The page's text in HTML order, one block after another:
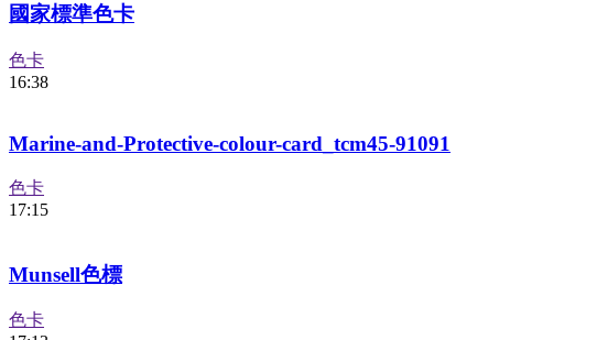
國家標準色卡
色卡
16:38
Marine-and-Protective-colour-card_tcm45-91091
色卡
17:15
Munsell色標
色卡